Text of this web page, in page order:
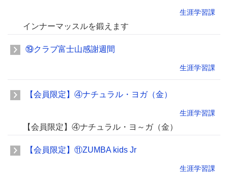
生涯学習課
インナーマッスルを鍛えます
⑲クラブ富士山感謝週間
生涯学習課
【会員限定】④ナチュラル・ヨガ（金）
生涯学習課
【会員限定】④ナチュラル・ヨ～ガ（金）
【会員限定】⑪ZUMBA kids Jr
生涯学習課